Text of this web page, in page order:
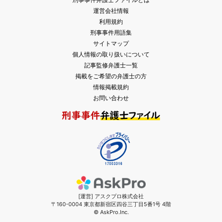
運営会社情報
利用規約
刑事事件用語集
サイトマップ
個人情報の取り扱いについて
記事監修弁護士一覧
掲載をご希望の弁護士の方
情報掲載規約
お問い合わせ
[運営] アスクプロ株式会社
〒160-0004 東京都新宿区四谷三丁目5番1号 4階
© AskPro.Inc.